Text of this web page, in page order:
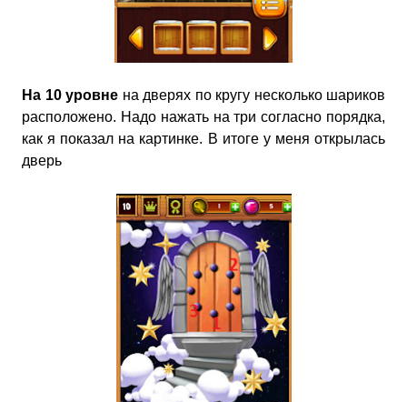
На 10 уровне на дверях по кругу несколько шариков
расположено. Надо нажать на три согласно порядка,
как я показал на картинке. В итоге у меня открылась
дверь